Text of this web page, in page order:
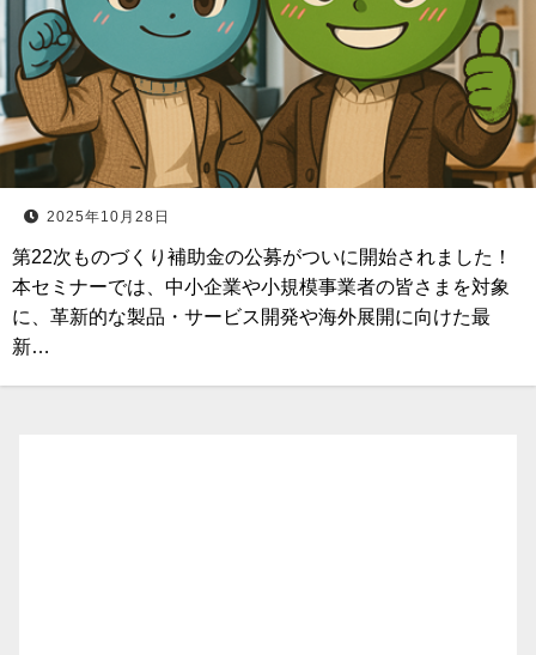
2025年10月28日
第22次ものづくり補助金の公募がついに開始されました！
本セミナーでは、中小企業や小規模事業者の皆さまを対象
に、革新的な製品・サービス開発や海外展開に向けた最
新…